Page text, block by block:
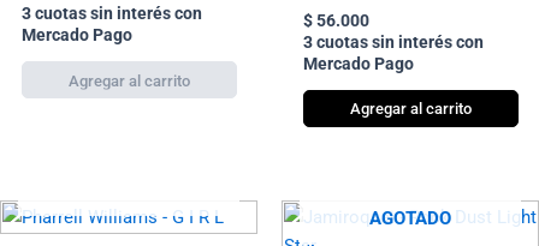
3 cuotas sin interés con
Mercado Pago
Express
$56.000
3 cuotas sin interés con
Mercado Pago
Agregar al carrito
AGOTADO